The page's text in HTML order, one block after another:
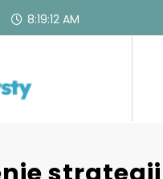
8:19:13 AM
Czysty